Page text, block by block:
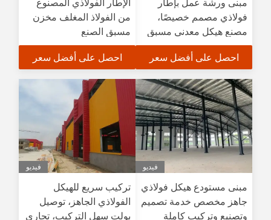
مبنى ورشة عمل بإطار
فولاذي مصمم خصيصًا،
مصنع هيكل معدني مسبق
الصنع للإنشاءات الصناعية
احصل على أفضل سعر
الإطار الفولاذي المصنوع
من الفولاذ المغلف مخزن
مسبق الصنع
احصل على أفضل سعر
فيديو
مبنى مستودع هيكل فولاذي
جاهز مخصص خدمة تصميم
وتصنيع وتركيب كاملة
فيديو
تركيب سريع للهيكل
الفولاذي الجاهز، توصيل
بولت سهل التركيب، تجاري